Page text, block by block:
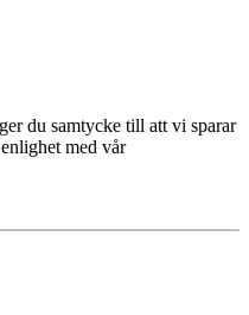
du samtycke till att vi sparar
med vår